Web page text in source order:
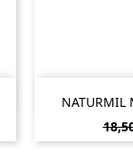
NATURMIL
